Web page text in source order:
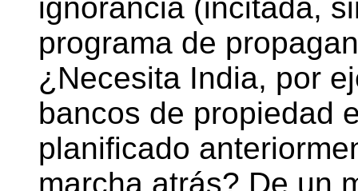
ignorancia (incitada,
programa de
¿Necesita India, por
bancos de propiedad
planificado
marcha atrás? De un